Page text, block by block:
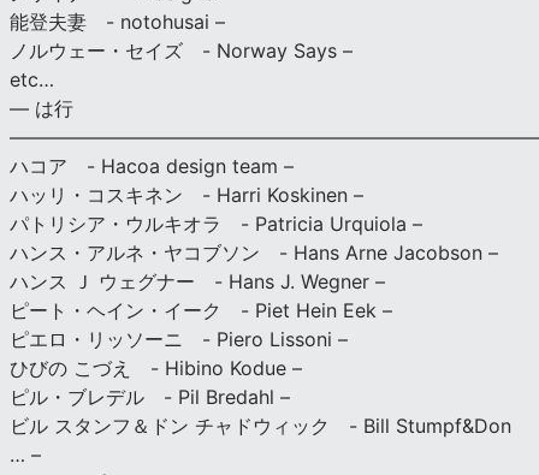
能登夫妻 - notohusai –
ノルウェー・セイズ - Norway Says –
etc…
— は行
ハコア - Hacoa design team –
ハッリ・コスキネン - Harri Koskinen –
パトリシア・ウルキオラ - Patricia Urquiola –
ハンス・アルネ・ヤコブソン - Hans Arne Jacobson –
ハンス Ｊ ウェグナー - Hans J. Wegner –
ピート・ヘイン・イーク - Piet Hein Eek –
ピエロ・リッソーニ - Piero Lissoni –
ひびの こづえ - Hibino Kodue –
ピル・ブレデル - Pil Bredahl –
ビル スタンフ＆ドン チャドウィック - Bill Stumpf&Don
… –